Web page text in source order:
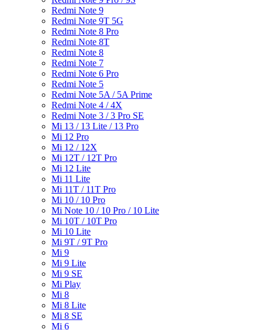
Redmi Note 9
Redmi Note 9T 5G
Redmi Note 8 Pro
Redmi Note 8T
Redmi Note 8
Redmi Note 7
Redmi Note 6 Pro
Redmi Note 5
Redmi Note 5A / 5A Prime
Redmi Note 4 / 4X
Redmi Note 3 / 3 Pro SE
Mi 13 / 13 Lite / 13 Pro
Mi 12 Pro
Mi 12 / 12X
Mi 12T / 12T Pro
Mi 12 Lite
Mi 11 Lite
Mi 11T / 11T Pro
Mi 10 / 10 Pro
Mi Note 10 / 10 Pro / 10 Lite
Mi 10T / 10T Pro
Mi 10 Lite
Mi 9T / 9T Pro
Mi 9
Mi 9 Lite
Mi 9 SE
Mi Play
Mi 8
Mi 8 Lite
Mi 8 SE
Mi 6